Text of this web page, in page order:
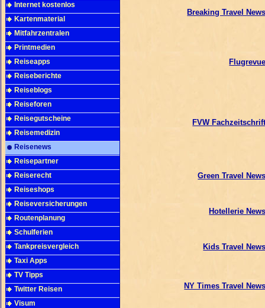
Internet kostenlos
Kartenmaterial
Mitfahrzentralen
Printmedien
Reiseapps
Reiseberichte
Reiseblogs
Reiseforen
Reisegutscheine
Reisemedizin
Reisenews
Reisepartner
Reiserecht
Reiseshops
Reiseversicherungen
Routenplanung
Schulferien
Tankpreisvergleich
Taxi Apps
TV Tipps
Twitter Reisen
Visum
Breaking Travel
FVW
Green Travel
Hotellerie
Kids Travel
NY Times Travel